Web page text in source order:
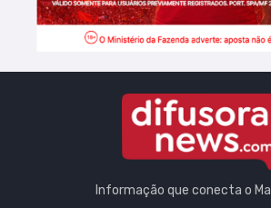
Informação que conecta o